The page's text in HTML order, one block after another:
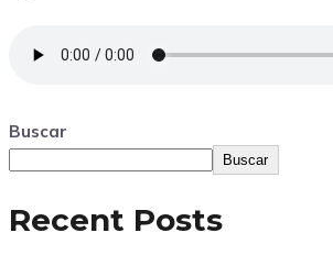
Buscar
Buscar
Recent Posts